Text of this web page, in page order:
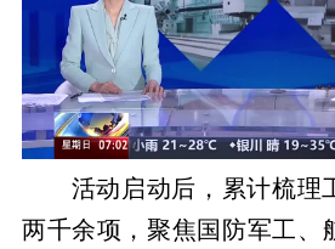
活动启动后，累计梳理
两千余项，聚焦国防军工、